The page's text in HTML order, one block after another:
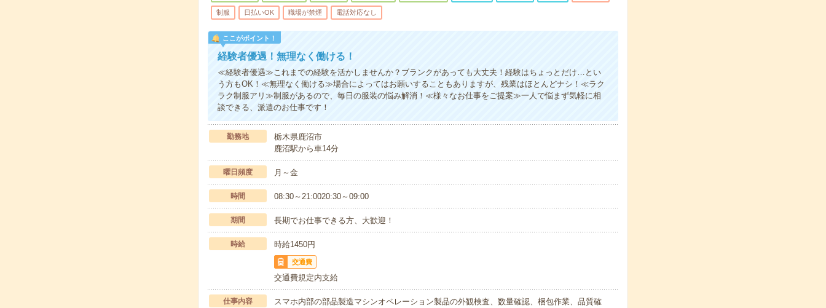
制服 日払いOK 職場が禁煙 電話対応なし
ここがポイント！
経験者優遇！無理なく働ける！
≪経験者優遇≫これまでの経験を活かしませんか？ブランクがあっても大丈夫！経験はちょっとだけ…とい
う方もOK！≪無理なく働ける≫場合によってはお願いすることもありますが、残業はほとんどナシ！≪ラク
ラク制服アリ≫制服があるので、毎日の服装の悩み解消！≪様々なお仕事をご提案≫一人で悩まず気軽に相
談できる、派遣のお仕事です！
勤務地
栃木県鹿沼市
鹿沼駅から車14分
曜日頻度 月～金
時間 08:30～21:0020:30～09:00
期間 長期でお仕事できる方、大歓迎！
時給 時給1450円
交通費
交通費規定内支給
仕事内容
スマホ内部の部品製造マシンオペレーション製品の外観検査、数量確認、梱包作業、品質確